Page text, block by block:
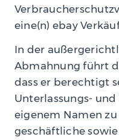
eine(n) ebay
In der
Abmahnung führt
dass er berechtigt
Unterlassungs-
eigenem Namen
geschäftliche